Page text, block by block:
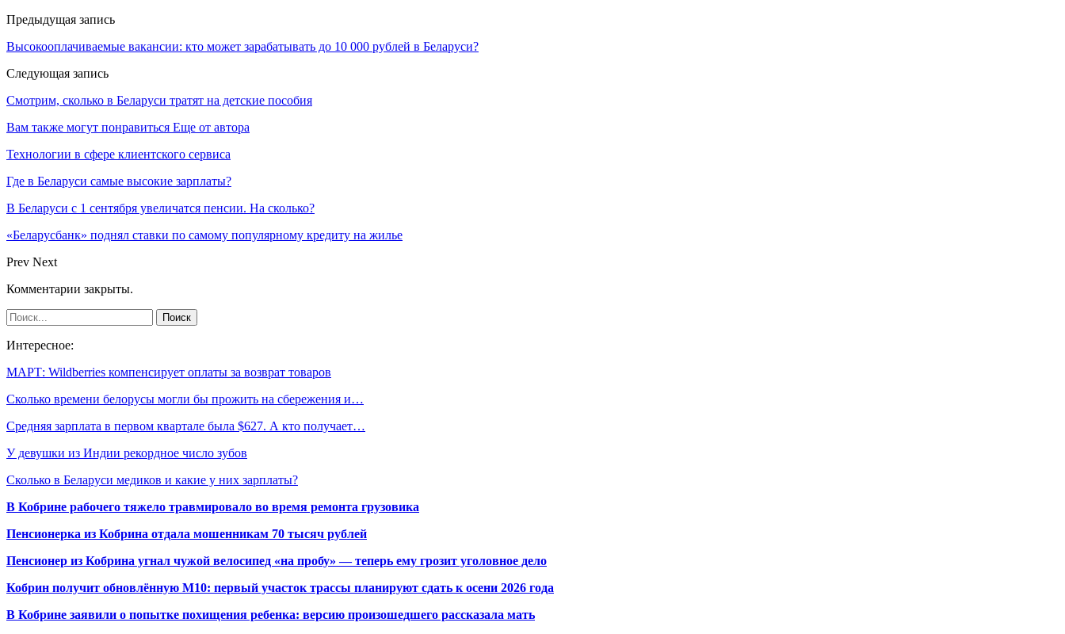
Предыдущая запись
Высокооплачиваемые вакансии: кто может зарабатывать до 10 000 рублей в Беларуси?
Следующая запись
Смотрим, сколько в Беларуси тратят на детские пособия
Вам также могут понравиться Еще от автора
Технологии в сфере клиентского сервиса
Где в Беларуси самые высокие зарплаты?
В Беларуси с 1 сентября увеличатся пенсии. На сколько?
«Беларусбанк» поднял ставки по самому популярному кредиту на жилье
Prev Next
Комментарии закрыты.
Интересное:
МАРТ: Wildberries компенсирует оплаты за возврат товаров
Сколько времени белорусы могли бы прожить на сбережения и…
Средняя зарплата в первом квартале была $627. А кто получает…
У девушки из Индии рекордное число зубов
Сколько в Беларуси медиков и какие у них зарплаты?
В Кобрине рабочего тяжело травмировало во время ремонта грузовика
Пенсионерка из Кобрина отдала мошенникам 70 тысяч рублей
Пенсионер из Кобрина угнал чужой велосипед «на пробу» — теперь ему грозит уголовное дело
Кобрин получит обновлённую М10: первый участок трассы планируют сдать к осени 2026 года
В Кобрине заявили о попытке похищения ребенка: версию произошедшего рассказала мать